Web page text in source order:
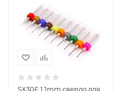
SX30E 1.1mm сверло для